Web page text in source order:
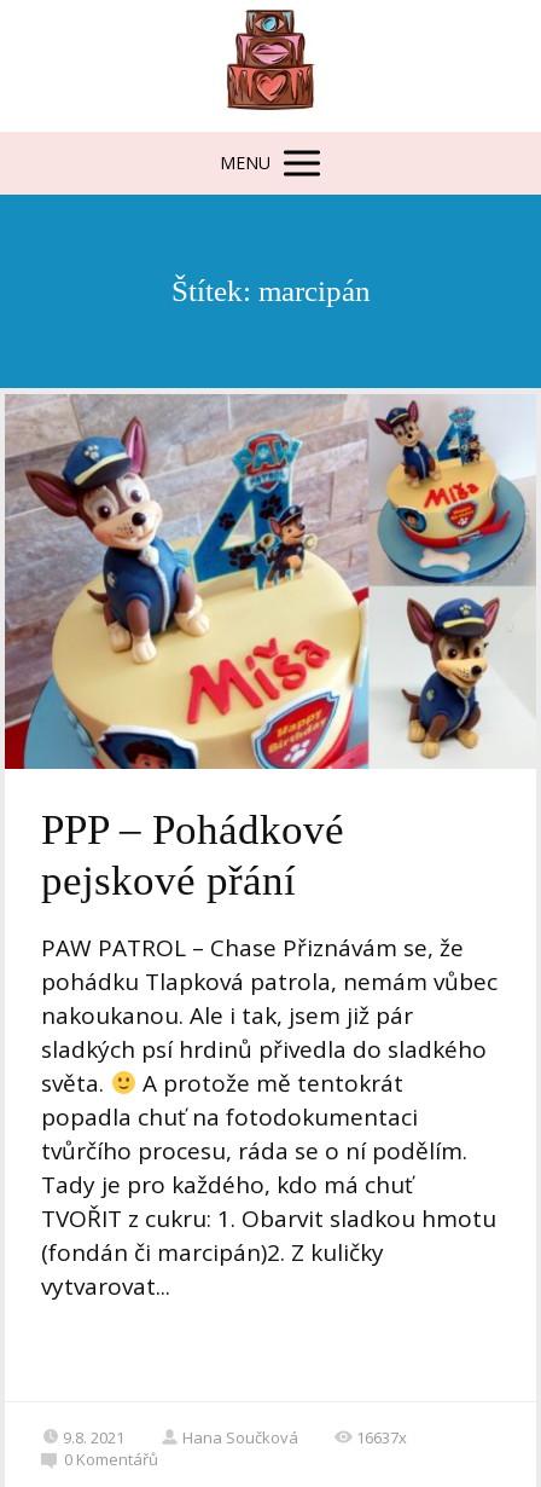
MENU
Štítek: marcipán
PPP – Pohádkové
pejskové přání
PAW PATROL – Chase Přiznávám se, že
pohádku Tlapková patrola, nemám vůbec
nakoukanou. Ale i tak, jsem již pár
sladkých psí hrdinů přivedla do sladkého
světa.
A protože mě tentokrát
popadla chuť na fotodokumentaci
tvůrčího procesu, ráda se o ní podělím.
Tady je pro každého, kdo má chuť
TVOŘIT z cukru: 1. Obarvit sladkou hmotu
(fondán či marcipán)2. Z kuličky
vytvarovat...
9.8. 2021 Hana Součková
16637x
0 Komentářů